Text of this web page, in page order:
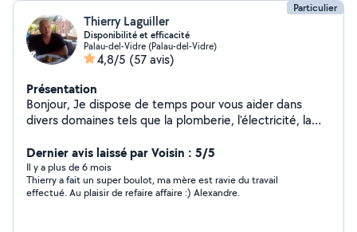
Particulier
Thierry Laguiller
Disponibilité et efficacité
Palau-del-Vidre (Palau-del-Vidre)
4,8/5 (57 avis)
Présentation
Bonjour, Je dispose de temps pour vous aider dans
divers domaines tels que la plomberie, l'électricité, la
respectueux de mes engagements! Contactez moi, je
Dernier avis laissé par Voisin : 5/5
Il y a plus de 6 mois
Thierry a fait un super boulot, ma mère est ravie du travail
effectué. Au plaisir de refaire affaire :) Alexandre.